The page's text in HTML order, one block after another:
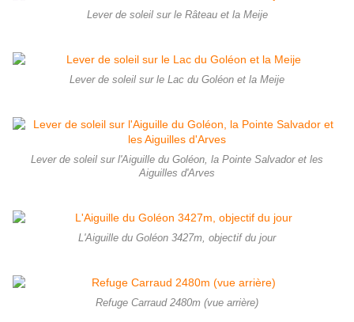
Lever de soleil sur le Râteau et la Meije
Lever de soleil sur le Lac du Goléon et la Meije
Lever de soleil sur l'Aiguille du Goléon, la Pointe Salvador et les
Aiguilles d'Arves
L'Aiguille du Goléon 3427m, objectif du jour
Refuge Carraud 2480m (vue arrière)